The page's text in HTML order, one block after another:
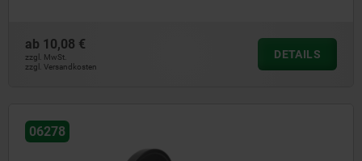
ab 10,08 €
zzgl. MwSt.
zzgl. Versandkosten
DETAILS
06278